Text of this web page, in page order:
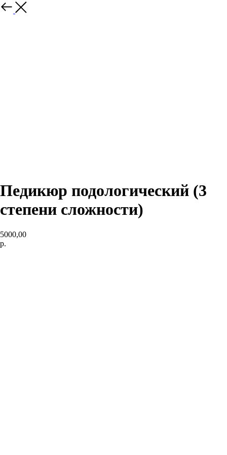
Педикюр подологический (3
степени сложности)
5000,00
р.